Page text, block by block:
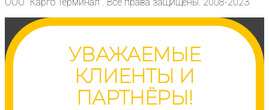
УВАЖАЕМЫЕ
КЛИЕНТЫ И
ПАРТНЁРЫ!